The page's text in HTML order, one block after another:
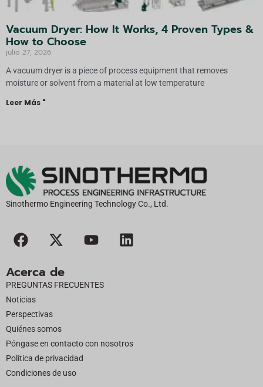
Vacuum Dryer: How It Works, 4 Proven Types &
How to Choose
julio 27, 2026
A vacuum dryer is a piece of process equipment that removes
moisture or solvent from a material at low temperature
Leer Más "
Sinothermo Engineering Technology Co., Ltd.
F
a
e
b
o
o
k
X
-
w
i
e
r
Y
o
u
L
i
Acerca de
PREGUNTAS FRECUENTES
Noticias
Perspectivas
Quiénes somos
Póngase en contacto con nosotros
Política de privacidad
Condiciones de uso